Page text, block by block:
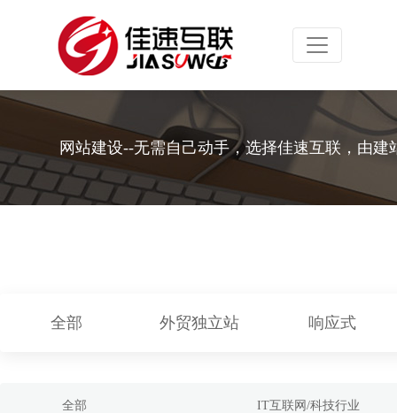
Toggle
网站建设--无需自己动手，选择佳速互联，由建
全部 外贸独立站 响应式
全部 IT互联网/科技行业